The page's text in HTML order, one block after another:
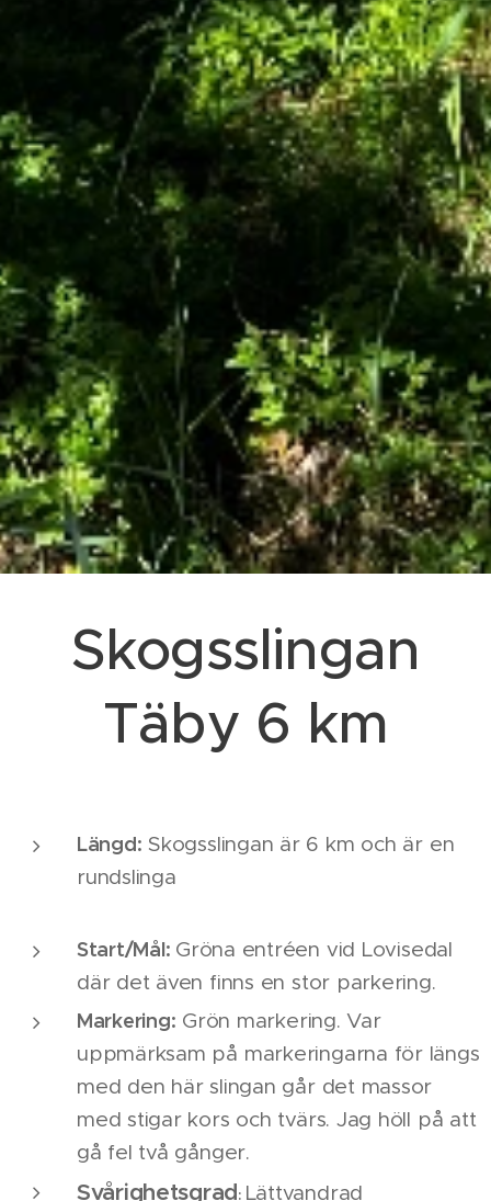
Skogsslingan
Täby 6 km
Längd: Skogsslingan är 6 km och är en
rundslinga
Start/Mål: Gröna entréen vid Lovisedal
där det även finns en stor parkering.
Markering: Grön markering. Var
uppmärksam på markeringarna för längs
med den här slingan går det massor
med stigar kors och tvärs. Jag höll på att
gå fel två gånger.
Svårighetsgrad: Lättvandrad